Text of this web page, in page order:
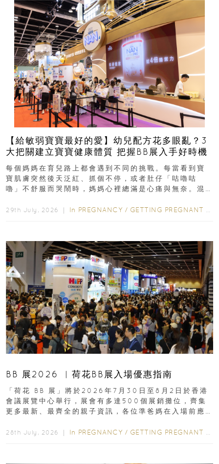
【給敏弱寶寶最好的愛】幼兒配方花多眼亂？3
大把關建立寶寶健康體質 把握BB展入手好時機
每個媽媽在育兒路上都會遇到不同的挑戰。每當看到寶
寶肌膚突然後天泛紅、抓個不停，或者肚仔「咕嚕咕
嚕」不舒服而哭鬧時，媽媽心裡總滿是心痛與無奈。混
29th July, 2026 ｜ In PREGNANCY / GETTING PREGNANT
BB 展2026 ︳荷花BB展入場優惠指南
「荷花 BB 展」將於2026年7月30日至8月2日於香港
會議展覽中心舉行，展會有多達500個展銷攤位，齊集
更多最新、最齊全的親子資訊，各位準爸媽在入場前應
28th July, 2026 ｜ In PREGNANCY / GETTING PREGNANT